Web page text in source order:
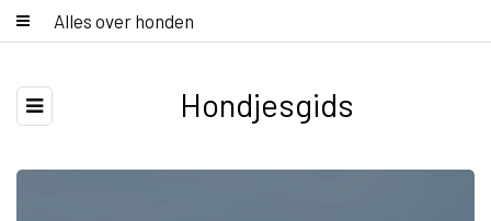
Alles over honden
Hondjesgids